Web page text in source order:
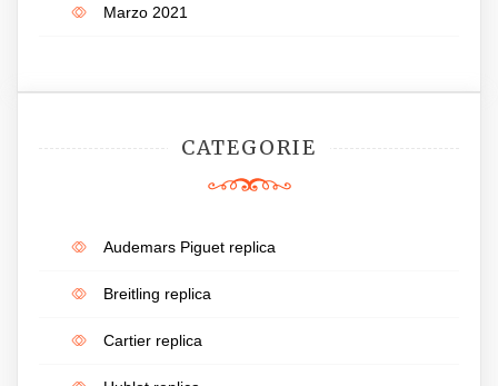
Marzo 2021
CATEGORIE
Audemars Piguet replica
Breitling replica
Cartier replica